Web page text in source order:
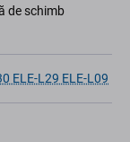
de schimb
ELE-L29 ELE-L09